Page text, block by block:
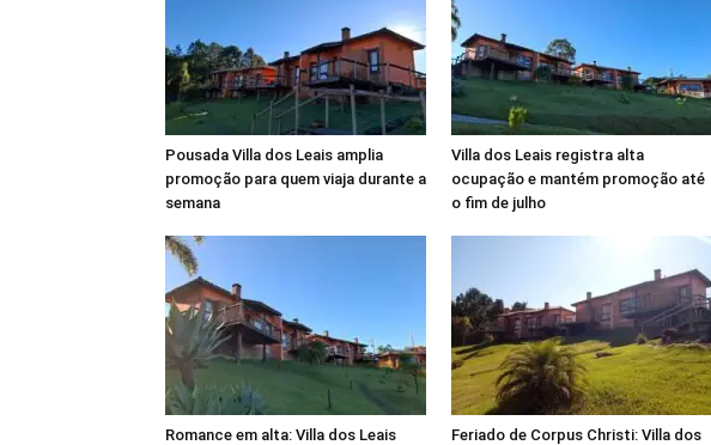
Pousada Villa dos Leais amplia
promoção para quem viaja durante a
semana
Villa dos Leais registra alta
ocupação e mantém promoção até
o fim de julho
Romance em alta: Villa dos Leais
Feriado de Corpus Christi: Villa dos